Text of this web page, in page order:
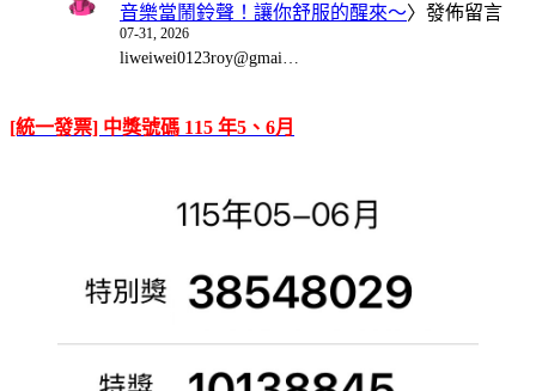
音樂當鬧鈴聲！讓你舒服的醒來～〉發佈留言
07-31, 2026
liweiwei0123roy@gmai…
[統一發票] 中獎號碼 115 年5、6月